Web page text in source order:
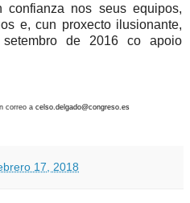
confianza nos seus equipos,
e, cun proxecto ilusionante,
de 2016 co apoio
correo a celso.delgado@congreso.es
17, 2018